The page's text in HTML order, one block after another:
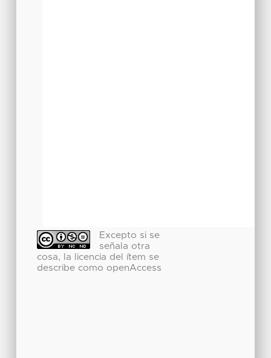
Excepto si se
señala otra
cosa, la licencia del ítem se
describe como openAccess